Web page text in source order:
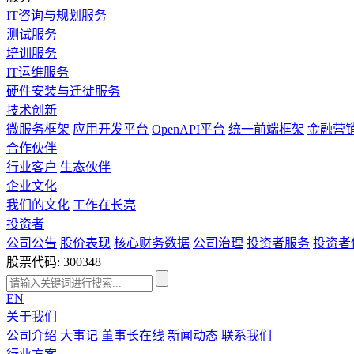
IT咨询与规划服务
测试服务
培训服务
IT运维服务
硬件安装与迁徙服务
技术创新
微服务框架 应用开发平台 OpenAPI平台 统一前端框架 金融营
合作伙伴
行业客户 生态伙伴
企业文化
我们的文化 工作在长亮
投资者
公司公告 股价表现 核心财务数据 公司治理 投资者服务 投资者
股票代码: 300348
EN
关于我们
公司介绍 大事记 董事长在线 新闻动态 联系我们